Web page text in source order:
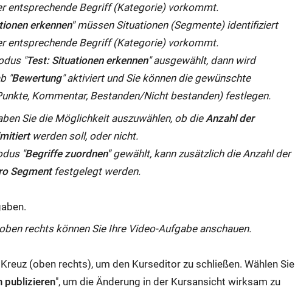
entsprechende Begriff (Kategorie) vorkommt.
erkennen"müssen Situationen (Segmente) identifiziert
entsprechende Begriff (Kategorie) vorkommt.
"Test: Situationen erkennen" ausgewählt, dann wird
"Bewertung" aktiviert und Sie können die gewünschte
Kommentar, Bestanden/Nicht bestanden) festlegen.
Sie die Möglichkeit auszuwählen, ob dieAnzahl der
werden soll, oder nicht.
"Begriffe zuordnen"gewählt, kann zusätzlich die Anzahl der
Segmentfestgelegt werden.
rechts können Sie Ihre Video-Aufgabe anschauen.
(oben rechts), um den Kurseditor zu schließen. Wählen Sie
publizieren", um die Änderung in der Kursansicht wirksam zu